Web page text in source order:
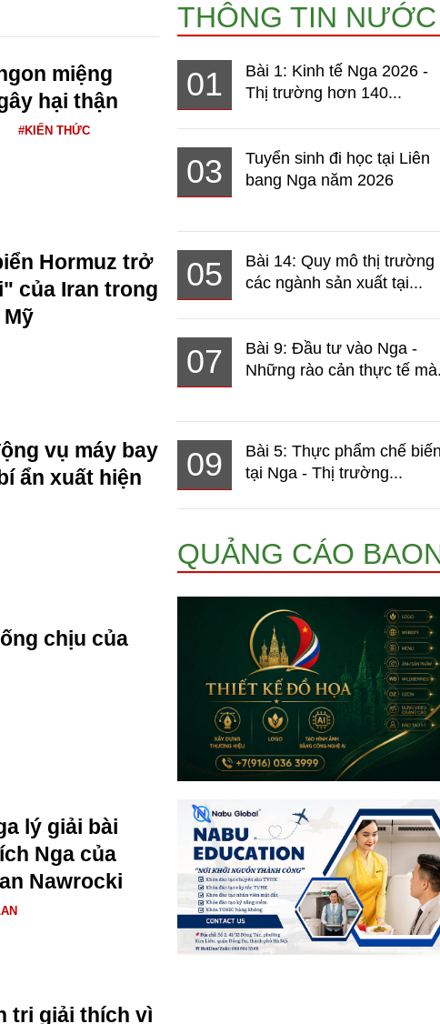
miệng
hại thận
#KIẾN THỨC
Hormuz trở
của Iran trong
vụ máy bay
ẩn xuất hiện
chịu của
lý giải bài
Nga của
Nawrocki
trị giải thích vì
THÔNG TIN
01
Bài 1: Kinh tế Nga 2026 -
Thị trường hơn 140...
03
Tuyển sinh đi học tại Liên
bang Nga năm 2026
05
Bài 14: Quy mô thị trường
các ngành sản xuất tại...
07
Bài 9: Đầu tư vào Nga -
Những rào cản thực tế
09
Bài 5: Thực phẩm chế biến
tại Nga - Thị trường...
QUẢNG CÁO